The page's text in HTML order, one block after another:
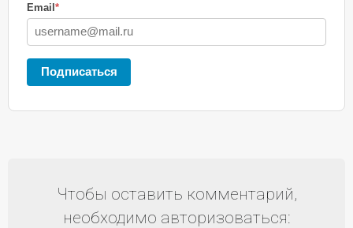
Email*
Подписаться
Чтобы оставить комментарий,
необходимо авторизоваться: